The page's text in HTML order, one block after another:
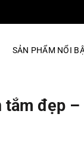
SẢN PHẨM NỔI
tắm đẹp